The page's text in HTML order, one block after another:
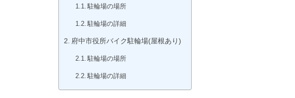
駐輪場の場所
駐輪場の詳細
府中市役所バイク駐輪場(屋根あり)
駐輪場の場所
駐輪場の詳細